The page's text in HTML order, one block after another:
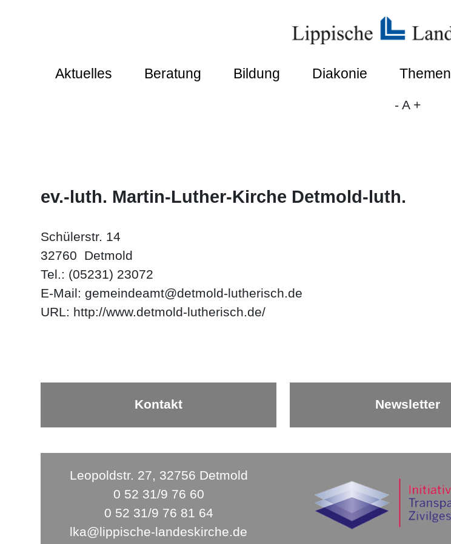
Aktuelles Beratung Bildung Diakonie Themen
- A +
ev.-luth. Martin-Luther-Kirche Detmold-luth.
Schülerstr. 14
32760 Detmold
Tel.: (05231) 23072
E‑Mail:gemeindeamt@detmold-lutherisch.de
URL: http://www.detmold-lutherisch.de/
Kontakt Newsletter
Leopoldstr. 27, 32756 Detmold
0 52 31/9 76 60
0 52 31/9 76 81 64
lka@lippische-landeskirche.de